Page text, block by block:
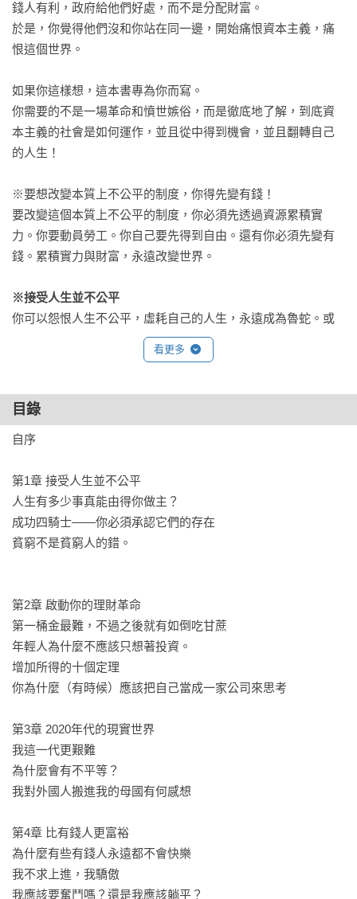
錢人有利，政府給他們好處，而不是分配財富。
於是，你覺得他們沒和你站在同一邊，開始痛恨資本主義，痛
恨這個世界。
如果你這樣想，這本書專為你而寫。
你需要的不是一場革命和憤世嫉俗，而是徹底地了解，到底資
本主義的社會是如何運作，並且從中得到機會，並且翻轉自己
的人生！
※要想改變本質上不公平的制度，你得先變有錢！
要改變這個本質上不公平的制度，你必須先透過資源累積實
力。你要動員勞工。你自己要先得到自由。還有你必須先變有
錢。累積實力與財富，永遠改變世界。
※接受人生並不公平
你可以怨恨人生不公平，虛耗自己的人生，永遠成為魯蛇。或
者，接受人生並不公平，得到情緒解脫的自由。並且開始掌控
著眼你的價值
開啟你的理財之旅
※累積財富，啟動你的理財之旅
累積財富的法則很簡單。不過，簡單不代表容易。
建立正確的理財觀念，才能幫助你穩健的讓財富成長，守住財
富的果實。
2.儲蓄的能力就是留住財富的能力。建立儲蓄財富的紀律，穩定
地積累財富。
3.投資是不工作也能增長財富的關鍵。不過，投資同時也要留意
風險。
4.做好防護，保護資產。保險和風險管理，做好財富的防火牆。
《覺醒社畜的贏家理財課》並不是典型的個人理財指南。本書
由新加坡頂級個人理財部落格的創始人撰寫，它揭示了許多年
輕人在進入金錢世界時感到的挫敗感，並向你展示如何培養在
餘生中取得成功所必需的心態。本書以漫畫加上圖解的方式，
展示財務成功之路的書。如果您準備好克服不滿，接受現實，
並努力生存，然後在當今世界茁壯成長，那麼這本書就適合
您。
看更多
目錄
自序
第1章 接受人生並不公平
人生有多少事真能由得你做主？
成功四騎士——你必須承認它們的存在
貧窮不是貧窮人的錯。
第2章 啟動你的理財革命
第一桶金最難，不過之後就有如倒吃甘蔗
年輕人為什麼不應該只想著投資。
增加所得的十個定理
你為什麼（有時候）應該把自己當成一家公司來思考
第3章 2020年代的現實世界
我這一代更艱難
為什麼會有不平等？
我對外國人搬進我的母國有何感想
第4章 比有錢人更富裕
為什麼有些有錢人永遠都不會快樂
我不求上進，我驕傲
我應該要奮鬥嗎？還是我應該躺平？